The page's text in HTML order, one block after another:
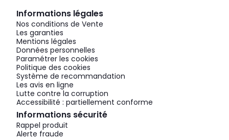
Informations légales
Nos conditions de Vente
Les garanties
Mentions légales
Données personnelles
Paramétrer les cookies
Politique des cookies
Système de recommandation
Les avis en ligne
Lutte contre la corruption
Accessibilité : partiellement conforme
Informations sécurité
Rappel produit
Alerte fraude